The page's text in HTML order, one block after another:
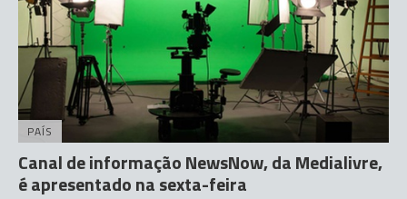
PAÍS
Canal de informação NewsNow, da Medialivre,
é apresentado na sexta-feira